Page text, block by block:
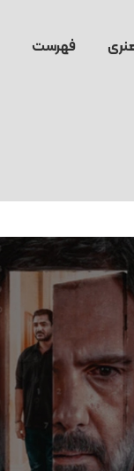
فهرست